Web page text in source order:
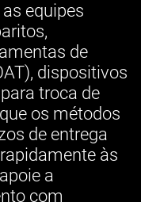
equipes
de
dispositivos
troca de
os métodos
de entrega
às
a
com